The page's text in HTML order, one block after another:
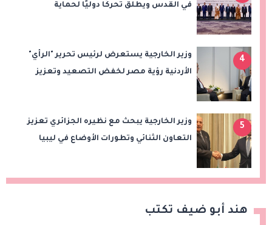
في القدس ويطلق تحركًا دوليًا لحماية
4
وزير الخارجية يستعرض لرئيس تحرير "الرأي"
الأردنية رؤية مصر لخفض التصعيد وتعزيز
5
وزير الخارجية يبحث مع نظيره الجزائري تعزيز
التعاون الثنائي وتطورات الأوضاع في ليبيا
هند أبو ضيف تكتب